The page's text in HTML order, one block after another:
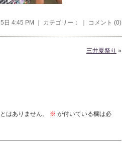
日 4:45 PM ｜ カテゴリー： ｜ コメント (0)
三井夏祭り »
はありません。 ※ が付いている欄は必